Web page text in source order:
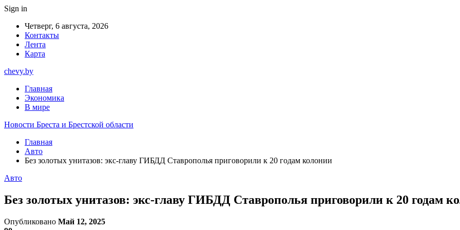
Sign in
Четверг, 6 августа, 2026
Контакты
Лента
Карта
chevy.by
Главная
Экономика
В мире
Новости Бреста и Брестской области
Главная
Авто
Без золотых унитазов: экс-главу ГИБДД Ставрополья приговорили к 20 годам колонии
Авто
Без золотых унитазов: экс-главу ГИБДД Ставрополья приговорили к 20 годам
Опубликовано Май 12, 2025